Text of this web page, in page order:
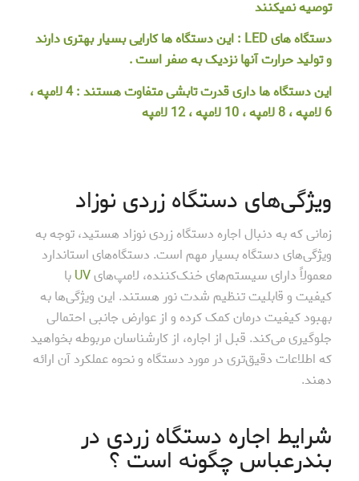
توصیه نمیکنند
دستگاه هایLED : این دستگاه ها کارایی بسیار بهتری دارند
و تولید حرارت آنها نزدیک به صفر است .
این دستگاه ها داری قدرت تابشی متفاوت هستند : 4 لامپه ،
6 لامپه ، 8 لامپه ، 10 لامپه ، 12 لامپه
ویژگی‌های دستگاه زردی نوزاد
زمانی که به دنبال اجاره دستگاه زردی نوزاد هستید، توجه به
ویژگی‌های دستگاه بسیار مهم است. دستگاه‌های استاندارد
معمولاً دارای سیستم‌های خنک‌کننده، لامپ‌هایUVبا
کیفیت و قابلیت تنظیم شدت نور هستند. این ویژگی‌ها به
بهبود کیفیت درمان کمک کرده و از عوارض جانبی احتمالی
جلوگیری می‌کند. قبل از اجاره، از کارشناسان مربوطه بخواهید
که اطلاعات دقیق‌تری در مورد دستگاه و نحوه عملکرد آن ارائه
دهند.
شرایط اجاره دستگاه زردی در
بندرعباس چگونه است ؟